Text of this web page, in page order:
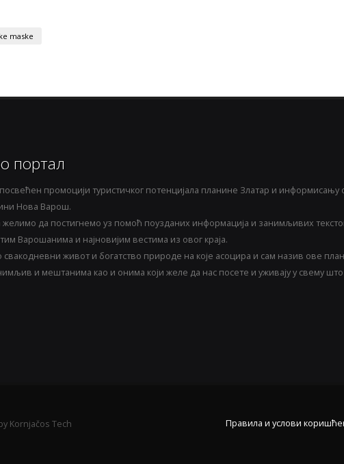
maske
портал
промоцији туристичког потенцијала планине Златар и информисању
Нова Варош.
да постигнемо уз помоћ поузданих информација и занимљивих
Варошанима и најновијим вестима из овог краја.
живот и богатство природе на које асоцира и сам назив ове
и мештанима као и онима који желе да нас посете и уживају у свему
Kornjačos Tech Правила и услови